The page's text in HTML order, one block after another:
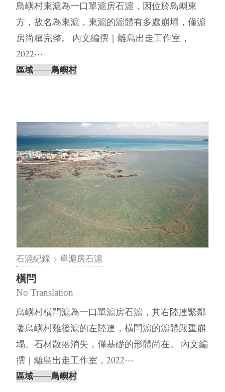
鳥嶼村東滬為一口單滬房石滬，因位於鳥嶼東
方，故名為東滬，東滬的滬體有多處崩塌，僅滬
房尚稱完整。 內文編撰｜離島出走工作室，
2022⋯
區域───鳥嶼村
石滬紀錄 單滬房石滬
橫閂
No Translation
鳥嶼村橫閂滬為一口單滬房石滬，其右陸連緊鄰
著鳥嶼村雞後滬的左陸連，橫閂滬的滬體嚴重崩
塌、石材散落消失，僅基礎的形體尚在。 內文編
撰｜離島出走工作室，2022⋯
區域───鳥嶼村